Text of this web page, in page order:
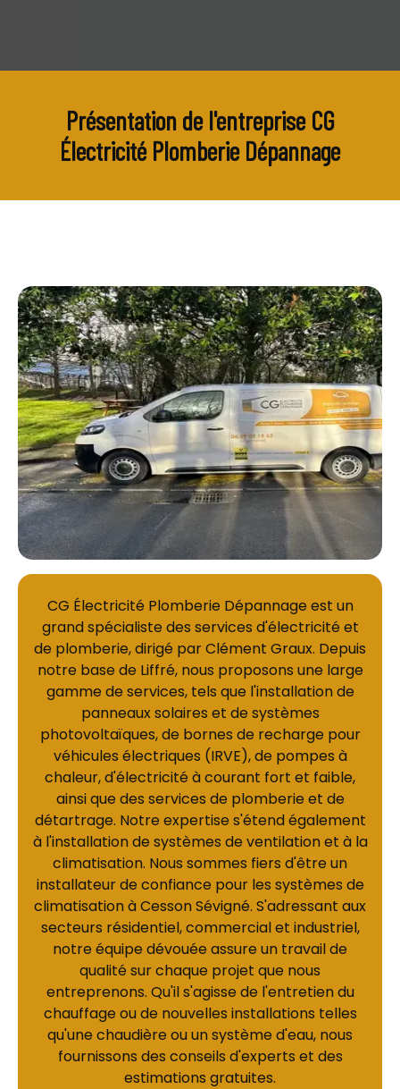
Présentation de l'entreprise CG
Électricité Plomberie Dépannage
CG Électricité Plomberie Dépannage est un
grand spécialiste des services d'électricité et
de plomberie, dirigé par Clément Graux. Depuis
notre base de Liffré, nous proposons une large
gamme de services, tels que l'installation de
panneaux solaires et de systèmes
photovoltaïques, de bornes de recharge pour
véhicules électriques (IRVE), de pompes à
chaleur, d'électricité à courant fort et faible,
ainsi que des services de plomberie et de
détartrage. Notre expertise s'étend également
à l'installation de systèmes de ventilation et à la
climatisation. Nous sommes fiers d'être un
installateur de confiance pour les systèmes de
climatisation à Cesson Sévigné. S'adressant aux
secteurs résidentiel, commercial et industriel,
notre équipe dévouée assure un travail de
qualité sur chaque projet que nous
entreprenons. Qu'il s'agisse de l'entretien du
chauffage ou de nouvelles installations telles
qu'une chaudière ou un système d'eau, nous
fournissons des conseils d'experts et des
estimations gratuites.